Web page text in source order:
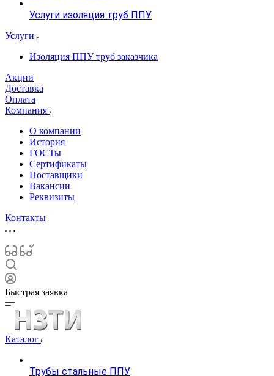
Услуги изоляция труб ППУ
Услуги
Изоляция ППУ труб заказчика
Акции
Доставка
Оплата
Компания
О компании
История
ГОСТы
Сертификаты
Поставщики
Вакансии
Реквизиты
Контакты
Быстрая заявка
Каталог
Трубы стальные ППУ